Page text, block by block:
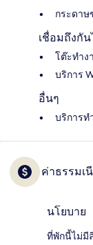
กระดาษ
เชื่อมถึงกัน
โต๊ะทำง
บริการ
อื่นๆ
บริการท
ค่าธรรมเ
นโยบาย
ที่พักนี้ไม่มี